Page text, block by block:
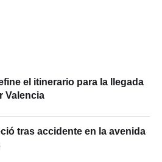
el itinerario para la llegada
Valencia
tras accidente en la avenida